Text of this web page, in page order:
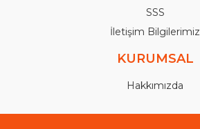
SSS
İletişim Bilgilerimiz
KURUMSAL
Hakkımızda